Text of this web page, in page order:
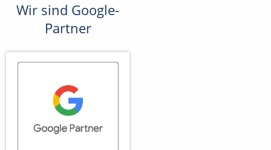
Wir sind Google-
Partner